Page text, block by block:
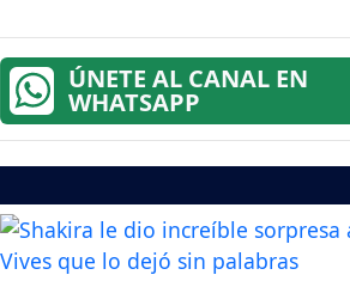
ÚNETE AL CANAL EN
WHATSAPP